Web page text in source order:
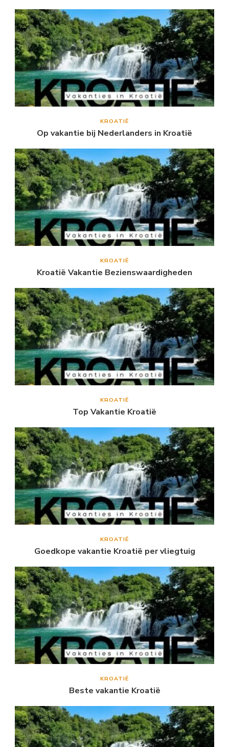
KROATIË
Op vakantie bij Nederlanders in Kroatië
KROATIË
Kroatië Vakantie Bezienswaardigheden
KROATIË
Top Vakantie Kroatië
KROATIË
Goedkope vakantie Kroatië per vliegtuig
KROATIË
Beste vakantie Kroatië